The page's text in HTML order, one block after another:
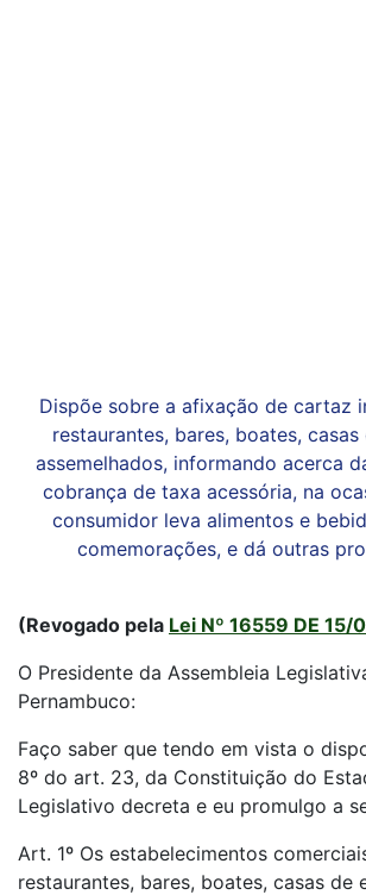
Dispõe sobre a afixação de cartaz
restaurantes, bares, boates,
assemelhados, informando acerca
cobrança de taxa acessória, na
consumidor leva alimentos e
comemorações, e dá outras
(Revogado pela Lei Nº 16559 DE 15/
O Presidente da Assembleia
Pernambuco:
Faço saber que tendo em vista o
8º do art. 23, da Constituição do
Legislativo decreta e eu promulgo a
Art. 1º Os estabelecimentos
restaurantes, bares, boates, casas de